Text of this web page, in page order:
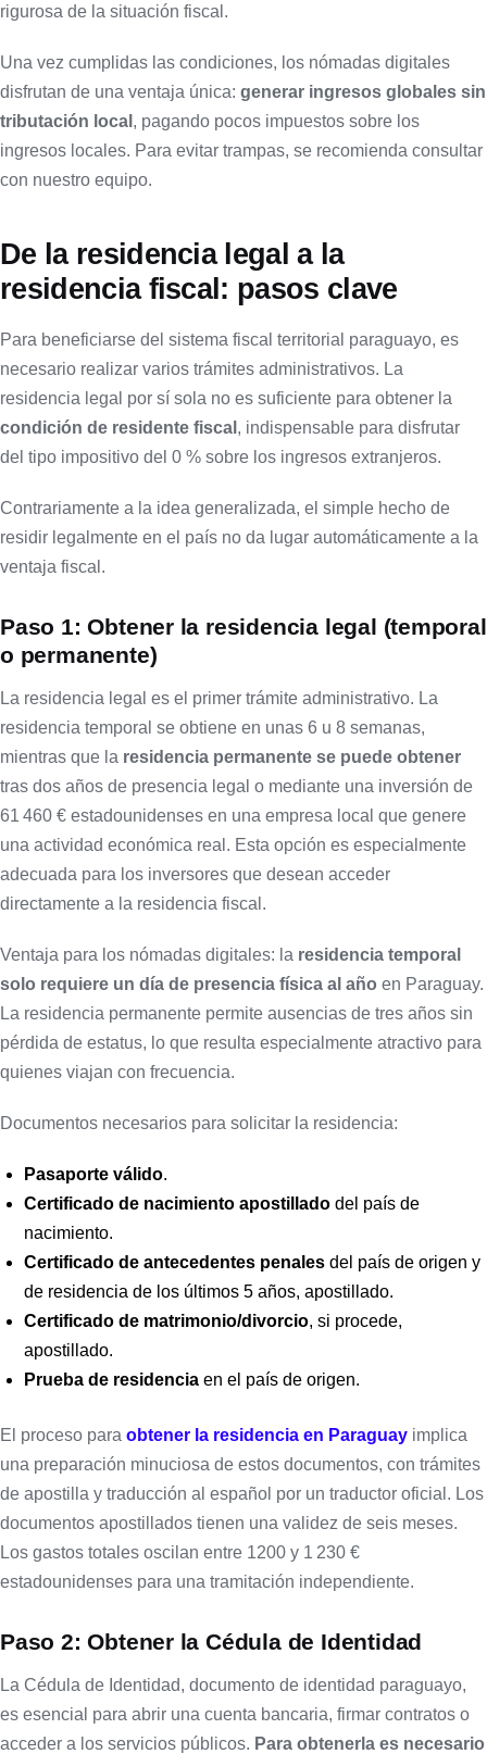
rigurosa de la situación fiscal.
Una vez cumplidas las condiciones, los nómadas digitales
disfrutan de una ventaja única: generar ingresos globales sin
tributación local , pagando pocos impuestos sobre los
ingresos locales. Para evitar trampas, se recomienda consultar
con nuestro equipo.
De la residencia legal a la
residencia fiscal: pasos clave
Para beneficiarse del sistema fiscal territorial paraguayo, es
necesario realizar varios trámites administrativos. La
residencia legal por sí sola no es suficiente para obtener la
condición de residente fiscal , indispensable para disfrutar
del tipo impositivo del 0 % sobre los ingresos extranjeros.
Contrariamente a la idea generalizada, el simple hecho de
residir legalmente en el país no da lugar automáticamente a la
ventaja fiscal.
Paso 1: Obtener la residencia legal (temporal
o permanente)
La residencia legal es el primer trámite administrativo. La
residencia temporal se obtiene en unas 6 u 8 semanas,
mientras que la residencia permanente se puede obtener
tras dos años de presencia legal o mediante una inversión de
61 460 € estadounidenses en una empresa local que genere
una actividad económica real. Esta opción es especialmente
adecuada para los inversores que desean acceder
directamente a la residencia fiscal.
Ventaja para los nómadas digitales: la residencia temporal
solo requiere un día de presencia física al año en Paraguay.
La residencia permanente permite ausencias de tres años sin
pérdida de estatus, lo que resulta especialmente atractivo para
quienes viajan con frecuencia.
Documentos necesarios para solicitar la residencia:
Pasaporte válido.
Certificado de nacimiento apostilladodel país de
nacimiento.
Certificado de antecedentes penalesdel país de origen y
de residencia de los últimos 5 años, apostillado.
Certificado de matrimonio/divorcio, si procede,
apostillado.
Prueba de residenciaen el país de origen.
El proceso para obtener la residencia en Paraguay implica
una preparación minuciosa de estos documentos, con trámites
de apostilla y traducción al español por un traductor oficial. Los
documentos apostillados tienen una validez de seis meses.
Los gastos totales oscilan entre 1200 y 1 230 €
estadounidenses para una tramitación independiente.
Paso 2: Obtener la Cédula de Identidad
La Cédula de Identidad, documento de identidad paraguayo,
es esencial para abrir una cuenta bancaria, firmar contratos o
acceder a los servicios públicos. Para obtenerla es necesario